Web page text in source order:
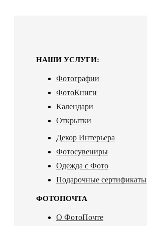
НАШИ УСЛУГИ:
Фотографии
ФотоКниги
Календари
Открытки
Декор Интерьера
Фотосувениры
Одежда с Фото
Подарочные сертификаты
ФОТОПОЧТА
О ФотоПочте